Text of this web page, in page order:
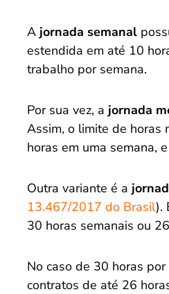
A jornada semanal
estendida em até 10
trabalho por semana.
Por sua vez, a jornada
Assim, o limite de horas
horas em uma semana,
Outra variante é a
13.467/2017 do Brasil).
30 horas semanais ou
No caso de 30 horas
contratos de até 26